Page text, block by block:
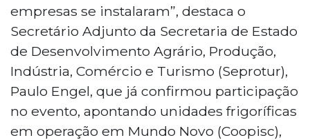
empresas se instalaram”, destaca o
Secretário Adjunto da Secretaria de Estado
de Desenvolvimento Agrário, Produção,
Indústria, Comércio e Turismo (Seprotur),
Paulo Engel, que já confirmou participação
no evento, apontando unidades frigoríficas
em operação em Mundo Novo (Coopisc),